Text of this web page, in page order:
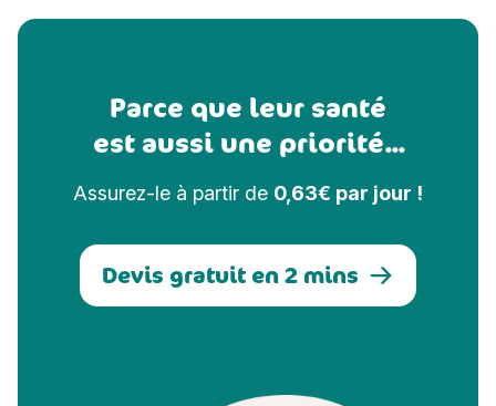
Parce que leur santé
est aussi une priorité...
Assurez-le à partir de 0,63€ par jour !
Devis gratuit en 2 mins